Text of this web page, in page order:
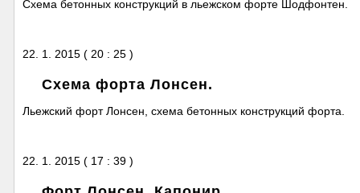
Схема бетонных конструкций в льежском форте Шодфонтен.
22. 1. 2015 ( 20 : 25 )
Схема форта Лонсен.
Льежский форт Лонсен, схема бетонных конструкций форта.
22. 1. 2015 ( 17 : 39 )